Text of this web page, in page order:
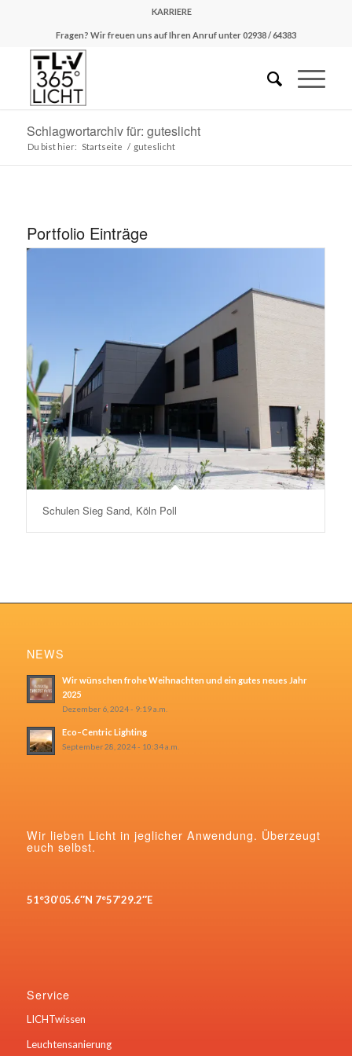
KARRIERE
Fragen? Wir freuen uns auf Ihren Anruf unter 02938 / 64383
Schlagwortarchiv für: guteslicht
Du bist hier: Startseite / guteslicht
Portfolio Einträge
Schulen Sieg Sand, Köln Poll
NEWS
Wir wünschen frohe Weihnachten und ein gutes neues Jahr
2025
Dezember 6, 2024 - 9:19 a.m.
Eco–Centric Lighting
September 28, 2024 - 10:34 a.m.
Wir lieben Licht in jeglicher Anwendung. Überzeugt
euch selbst.
51°30’05.6″N 7°57’29.2″E
Service
LICHTwissen
Leuchtensanierung